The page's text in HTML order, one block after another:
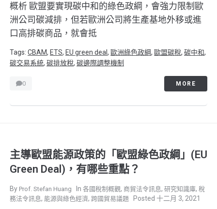
概析 歐盟要實現碳中和的綠色政綱，會強力限制歐
洲公司碳減排，但若歐洲公司將生產基地外移或進
口高排碳商品，就會抵
Tags: CBAM, ETS, EU green deal , 歐洲綠色政綱, 歐盟碳稅, 碳中和,
碳交易系統, 碳排放稅, 碳邊際調整機制
0 MORE
主導歐盟能源政策的「歐盟綠色政綱」(EU
Green Deal)，有哪些重點？
Prof. Stefan Huang 各國稅制概觀, 商貿法令訊息, 研究知識庫, 稅
務法令訊息, 能源與綠色經濟, 跨國貿易議題 十二月 3, 2021